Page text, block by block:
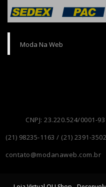
Moda Na Web
CNPJ: 23.220.524/0001-
(21) 98235-1163 / (21) 2391-3502
contato@modanaweb.com.br